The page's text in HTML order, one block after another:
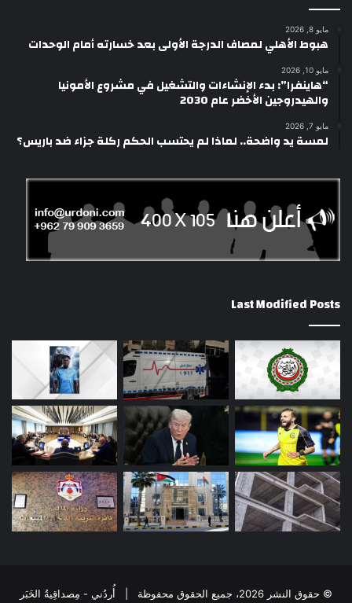
مايو 8, 2026
هبوط الأهلي لمصاف الدرجة الأولى بعد خسارته أمام الوحدات
مايو 10, 2026
“هاينفرا”: بدء الإنشاءات والتشغيل في مشروع الأمونيا
والهيدروجين الأخضر عام 2030
مايو 7, 2026
لمسة يد واضحة.. لماذا لم يحتسب الحكم ركلة جزاء ضد باريس؟
Last Modified Posts
© حقوق النشر 2026، جميع الحقوق محفوظة | أُردُني - مِصداقِيةُ الخَبَر